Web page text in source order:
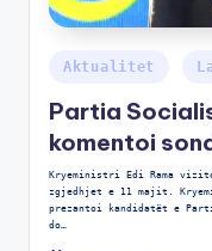
Aktualitet
Partia
komentoi
Kryeministri Edi Rama
zgjedhjet e 11 majit.
prezantoi kandidatët e
do…